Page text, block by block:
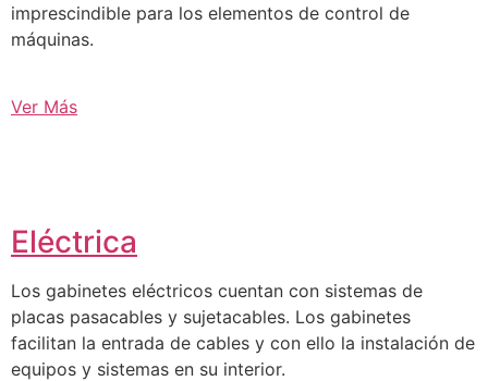
imprescindible para los elementos de control de
máquinas.
Ver Más
Eléctrica
Los gabinetes eléctricos cuentan con sistemas de
placas pasacables y sujetacables. Los gabinetes
facilitan la entrada de cables y con ello la instalación de
equipos y sistemas en su interior.